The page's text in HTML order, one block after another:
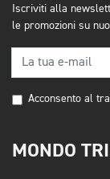
Iscriviti alla
le promozioni su
Acconsento al
MONDO